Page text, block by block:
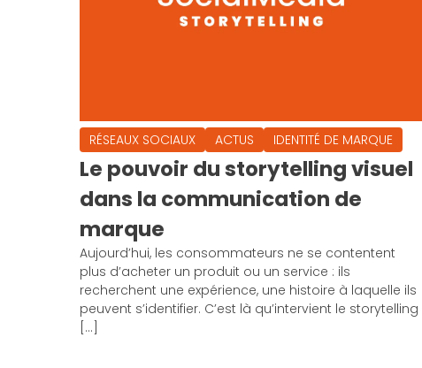
RÉSEAUX SOCIAUX ACTUS IDENTITÉ DE MARQUE
Le pouvoir du storytelling visuel
dans la communication de
marque
Aujourd’hui, les consommateurs ne se contentent
plus d’acheter un produit ou un service : ils
recherchent une expérience, une histoire à laquelle ils
peuvent s’identifier. C’est là qu’intervient le storytelling
[…]